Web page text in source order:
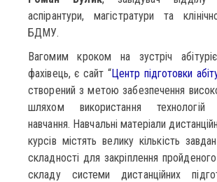
аспірантури, магістратури та
БДМУ.
Вагомим кроком на зустріч
фахівець, є сайт “Центр підготовки
створений з метою забезпечення
шляхом використання технологій
навчання. Навчальні матеріали
курсів містять велику кількість
складності для закріплення
складу системи дистанційних